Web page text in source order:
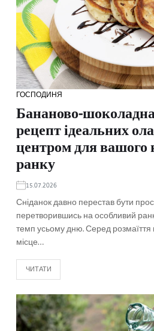
ГОСПОДИНЯ
Бананово-
рецепт ідеальних
центром для вашого
ранку
15.07.2026
Сніданок давно перестав бути
перетворившись на особливий
темп усьому дню. Серед розмаїття
місце…
ЧИТАТИ